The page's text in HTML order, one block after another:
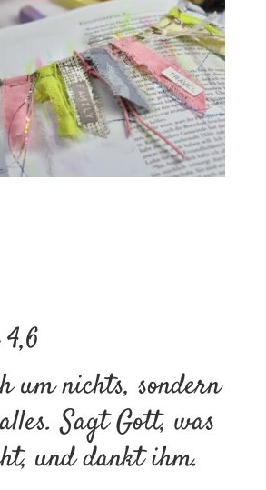
um nichts, sondern
Sagt Gott, was
und dankt ihm.